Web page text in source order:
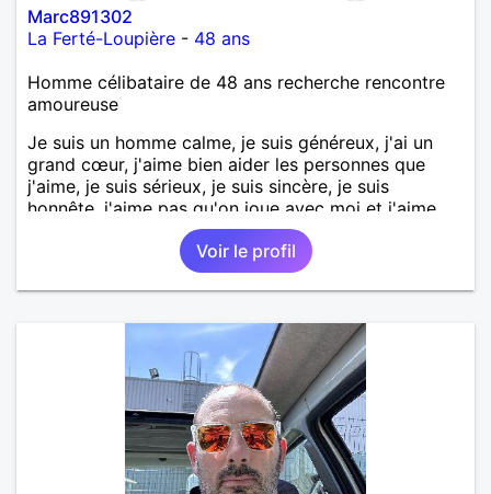
Marc891302
La Ferté-Loupière - 48 ans
Homme célibataire de 48 ans recherche rencontre
amoureuse
Je suis un homme calme, je suis généreux, j'ai un
grand cœur, j'aime bien aider les personnes que
j'aime, je suis sérieux, je suis sincère, je suis
honnête, j'aime pas qu'on joue avec moi et j'aime
pas les mensonges. Je cherche une relation
amoureuse et sérieuse.Voir le profil